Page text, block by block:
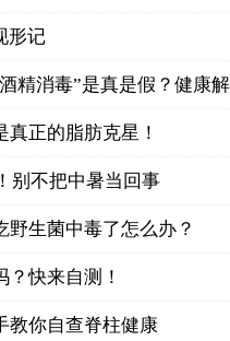
形记
精消毒”是真是假？健康
真正的脂肪克星！
别不把中暑当回事
生菌中毒了怎么办？
？快来自测！
教你自查脊柱健康